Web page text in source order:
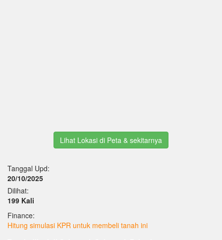
Lihat Lokasi di Peta & sekitarnya
Tanggal Upd:
20/10/2025
Dilihat:
199 Kali
Finance:
Hitung simulasi KPR untuk membeli tanah ini